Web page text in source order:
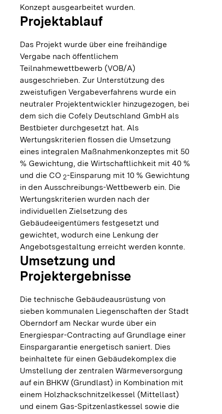
Konzept ausgearbeitet wurden.
Projektablauf
Das Projekt wurde über eine freihändige
Vergabe nach öffentlichem
Teilnahmewettbewerb (VOB/A)
ausgeschrieben. Zur Unterstützung des
zweistufigen Vergabeverfahrens wurde ein
neutraler Projektent­wickler hinzugezogen, bei
dem sich die Cofely Deutschland GmbH als
Bestbieter durchgesetzt hat. Als
Wertungskriterien flossen die Umsetzung
eines integralen Maßnahmenkonzeptes mit 50
% Gewichtung, die Wirtschaftlichkeit mit 40 %
und die CO 2-Einsparung mit 10 % Gewich­tung
in den Ausschreibungs-Wettbewerb ein. Die
Wertungskriterien wurden nach der
individuellen Zielsetzung des
Gebäudeeigentümers festgesetzt und
gewichtet, wodurch eine Lenkung der
Angebots­gestaltung erreicht werden konnte.
Umsetzung und
Projektergebnisse
Die technische Gebäudeausrüstung von
sieben kommunalen Liegenschaften der Stadt
Oberndorf am Neckar wurde über ein
Energiespar-Contracting auf Grundlage einer
Einspargarantie energetisch saniert. Dies
beinhaltete für einen Gebäudekomplex die
Umstellung der zentralen Wärmeversorgung
auf ein BHKW (Grundlast) in Kombination mit
einem Holzhackschnitzelkessel (Mittellast)
und einem Gas-Spitzen­lastkessel sowie die